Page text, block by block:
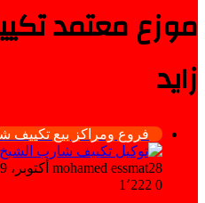
موزع معتمد
زايد
فروع ومراكز بيع تكييف
mohamed essmat28 أكتوبر، 2019
0